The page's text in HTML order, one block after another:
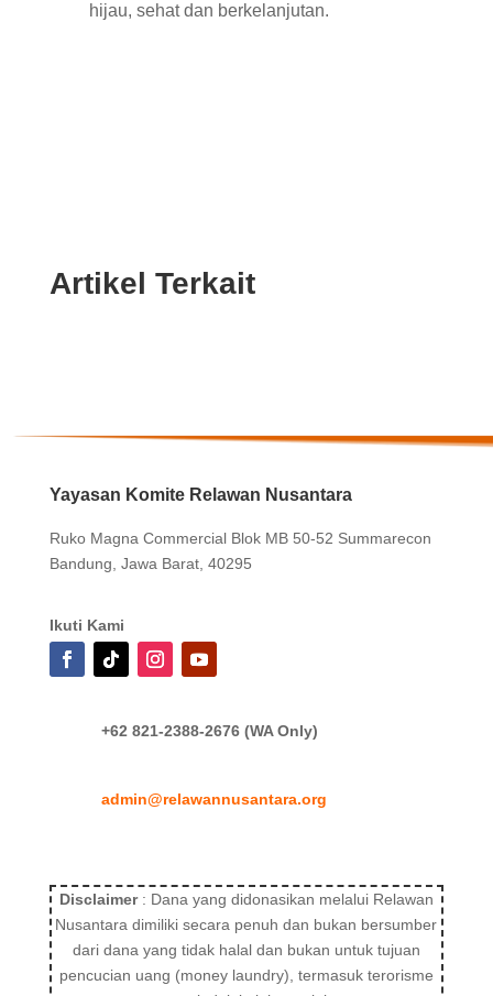
hijau, sehat dan berkelanjutan.
Artikel Terkait
Yayasan Komite Relawan Nusantara
Ruko Magna Commercial Blok MB 50-52 Summarecon
Bandung, Jawa Barat, 40295
Ikuti Kami
+62 821-2388-2676 (WA Only)
admin@relawannusantara.org
Disclaimer: Dana yang didonasikan melalui Relawan
Nusantara dimiliki secara penuh dan bukan bersumber
dari dana yang tidak halal dan bukan untuk tujuan
pencucian uang (money laundry), termasuk terorisme